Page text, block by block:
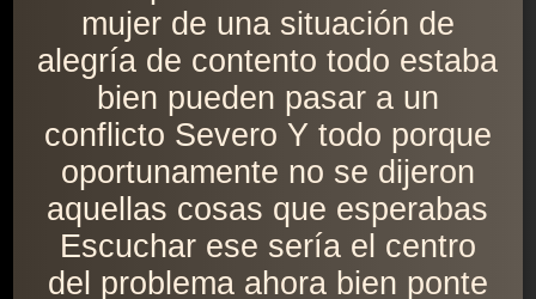
mujer de una situación de
alegría de contento todo estaba
bien pueden pasar a un
conflicto Severo Y todo porque
oportunamente no se dijeron
aquellas cosas que esperabas
Escuchar ese sería el centro
del problema ahora bien ponte